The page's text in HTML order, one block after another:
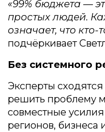
«99% бюджета —
простых людей.
означает, что кто-
подчёркивает
Без системного
Эксперты
решить проблему
совместные усилия
регионов, бизнеса